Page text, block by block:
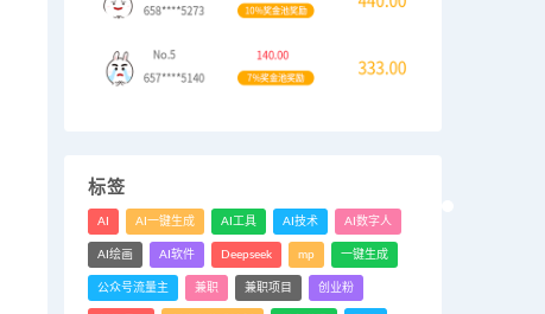
标签
AI AI一键生成 AI工具 AI技术 AI数字人
AI绘画 AI软件 Deepseek mp 一键生成
公众号流量主 兼职 兼职项目 创业粉